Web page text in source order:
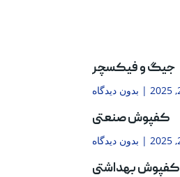
جیگ و فیکسچر
بدون دیدگاه
کفپوش صنعتی
بدون دیدگاه
کفپوش بهداشتی